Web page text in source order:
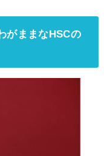
がままなHSCの